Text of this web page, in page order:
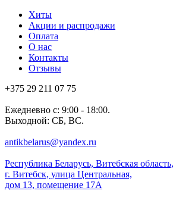
Хиты
Акции и распродажи
Оплата
О нас
Контакты
Отзывы
+375 29 211 07 75
Ежедневно с: 9:00 - 18:00.
Выходной: СБ, ВС.
antikbelarus@yandex.ru
Республика Беларусь, Витебская область,
г. Витебск, улица Центральная,
дом 13, помещение 17А